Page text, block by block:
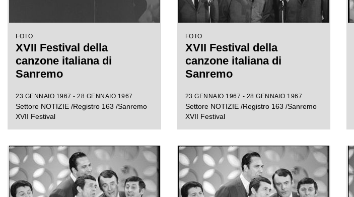
FOTO
XVII Festival della
canzone italiana di
Sanremo
23 GENNAIO 1967 - 28 GENNAIO 1967
Settore NOTIZIE /Registro 163 /Sanremo
XVII Festival
FOTO
XVII Festival della
canzone italiana di
Sanremo
23 GENNAIO 1967 - 28 GENNAIO 1967
Settore NOTIZIE /Registro 163 /Sanremo
XVII Festival